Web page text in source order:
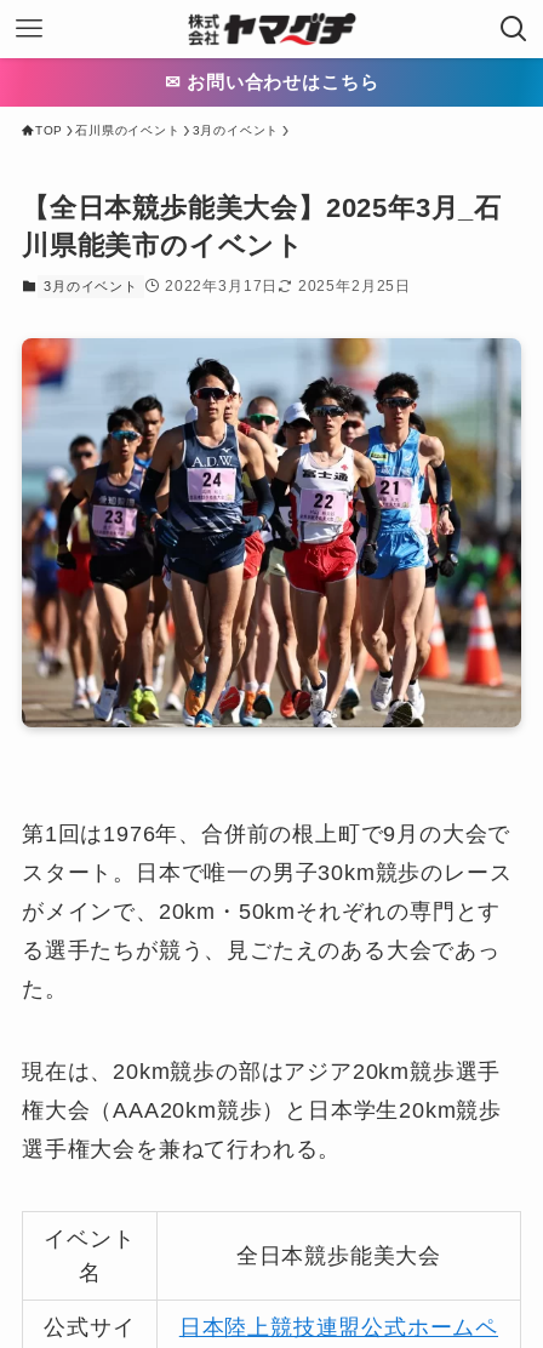
✉ お問い合わせはこちら
TOP 石川県のイベント 3月のイベント
【全日本競歩能美大会】2025年3月_石
川県能美市のイベント
3月のイベント 2022年3月17日 2025年2月25日
第1回は1976年、合併前の根上町で9月の大会で
スタート。日本で唯一の男子30km競歩のレース
がメインで、20km・50kmそれぞれの専門とす
る選手たちが競う、見ごたえのある大会であっ
た。
現在は、20km競歩の部はアジア20km競歩選手
権大会（AAA20km競歩）と日本学生20km競歩
選手権大会を兼ねて行われる。
イベント
名
全日本競歩能美大会
公式サイ
日本陸上競技連盟公式ホームペ